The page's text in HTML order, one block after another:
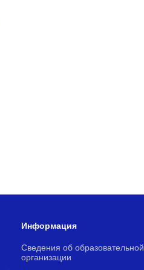
Информация
Сведения об образовательной
организации